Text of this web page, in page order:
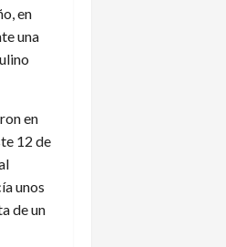
en
una
en
12 de
unos
de un